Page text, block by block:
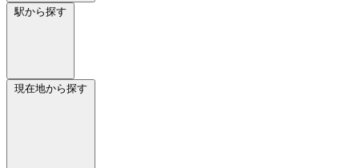
駅から探す
現在地から探す